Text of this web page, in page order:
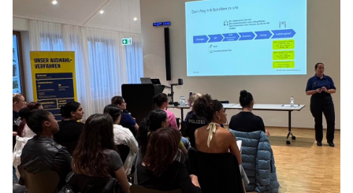
Einbruch-Frühwarnsystem „FR.ED“ von Suritec sorgt für Ihre Sicherheit
Stadt Basel BS: Grosser Andrang beim ersten
Fraueninfoanlass der Kantonspolizei